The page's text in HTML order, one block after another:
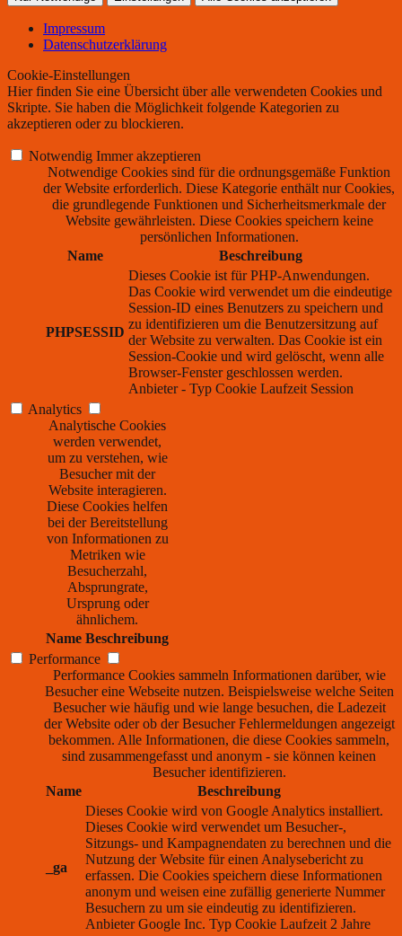
Impressum
Datenschutzerklärung
Cookie-Einstellungen
Hier finden Sie eine Übersicht über alle verwendeten Cookies und
Skripte. Sie haben die Möglichkeit folgende Kategorien zu
akzeptieren oder zu blockieren.
Notwendig Immer akzeptieren
Notwendige Cookies sind für die ordnungsgemäße Funktion
der Website erforderlich. Diese Kategorie enthält nur Cookies,
die grundlegende Funktionen und Sicherheitsmerkmale der
Website gewährleisten. Diese Cookies speichern keine
persönlichen Informationen.
Name
Beschreibung
PHPSESSID
Dieses Cookie ist für PHP-Anwendungen.
Das Cookie wird verwendet um die eindeutige
Session-ID eines Benutzers zu speichern und
zu identifizieren um die Benutzersitzung auf
der Website zu verwalten. Das Cookie ist ein
Session-Cookie und wird gelöscht, wenn alle
Browser-Fenster geschlossen werden.
Anbieter - Typ Cookie Laufzeit Session
Analytics
Analytische Cookies
werden verwendet,
um zu verstehen, wie
Besucher mit der
Website interagieren.
Diese Cookies helfen
bei der Bereitstellung
von Informationen zu
Metriken wie
Besucherzahl,
Absprungrate,
Ursprung oder
ähnlichem.
Name Beschreibung
Performance
Performance Cookies sammeln Informationen darüber, wie
Besucher eine Webseite nutzen. Beispielsweise welche Seiten
Besucher wie häufig und wie lange besuchen, die Ladezeit
der Website oder ob der Besucher Fehlermeldungen angezeigt
bekommen. Alle Informationen, die diese Cookies sammeln,
sind zusammengefasst und anonym - sie können keinen
Besucher identifizieren.
Name
Beschreibung
_ga
Dieses Cookie wird von Google Analytics installiert.
Dieses Cookie wird verwendet um Besucher-,
Sitzungs- und Kampagnendaten zu berechnen und die
Nutzung der Website für einen Analysebericht zu
erfassen. Die Cookies speichern diese Informationen
anonym und weisen eine zufällig generierte Nummer
Besuchern zu um sie eindeutig zu identifizieren.
Anbieter Google Inc. Typ Cookie Laufzeit 2 Jahre